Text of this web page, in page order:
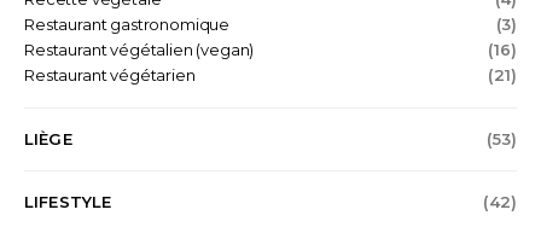
Restaurant gastronomique
(3)
Restaurant végétalien (vegan)
(16)
Restaurant végétarien
(21)
LIÈGE (53)
LIFESTYLE (42)